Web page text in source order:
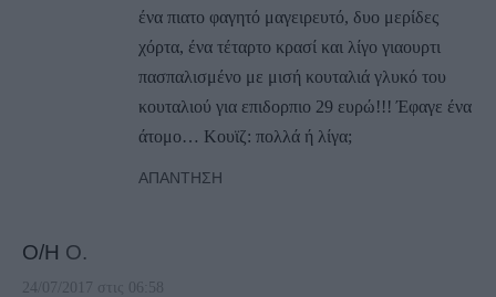
ένα πιατο φαγητό μαγειρευτό, δυο μερίδες
χόρτα, ένα τέταρτο κρασί και λίγο γιαουρτι
πασπαλισμένο με μισή κουταλιά γλυκό του
κουταλιού για επιδορπιο 29 ευρώ!!! Έφαγε ένα
άτομο… Κουϊζ: πολλά ή λίγα;
ΑΠΆΝΤΗΣΗ
Ο/Η Ο.
24/07/2017 στις 06:58